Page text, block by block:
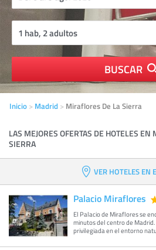
BUSCAR
Inicio Madrid Miraflores De La Sierra
LAS MEJORES OFERTAS DE HOTELES EN
SIERRA
VER HOTELES EN
Palacio Miraflores
El Palacio de Miraflores se
minutos del centro de
privilegiada en el entorno